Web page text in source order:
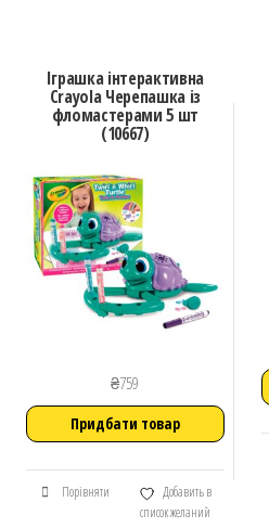
Іграшка інтерактивна
Crayola Черепашка із
фломастерами 5 шт
(10667)
₴759
Придбати товар
Порівняти
Добавить в
список желаний